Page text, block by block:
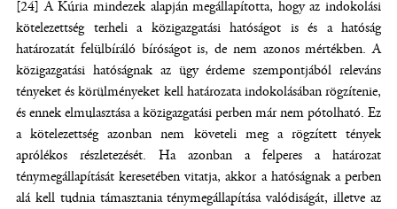
[24] A Kúria mindezek alapján megállapította, hogy az indokolási
kötelezettség terheli a közigazgatási hatóságot is és a hatóság
határozatát felülbíráló bíróságot is, de nem azonos mértékben. A
közigazgatási hatóságnak az ügy érdeme szempontjából releváns
tényeket és körülményeket kell határozata indokolásában rögzítenie,
és ennek elmulasztása a közigazgatási perben már nem pótolható. Ez
a kötelezettség azonban nem követeli meg a rögzített tények
aprólékos részletezését. Ha azonban a felperes a határozat
ténymegállapítását keresetében vitatja, akkor a hatóságnak a perben
alá kell tudnia támasztania ténymegállapítása valódiságát, illetve az